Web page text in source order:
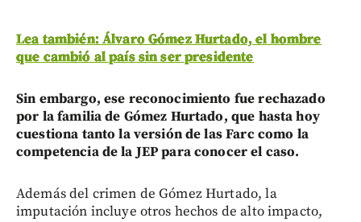
Lea también: Álvaro Gómez Hurtado, el hombre
que cambió al país sin ser presidente
Sin embargo, ese reconocimiento fue rechazado
por la familia de Gómez Hurtado, que hasta hoy
cuestiona tanto la versión de las Farc como la
competencia de la JEP para conocer el caso.
Además del crimen de Gómez Hurtado, la
imputación incluye otros hechos de alto impacto,